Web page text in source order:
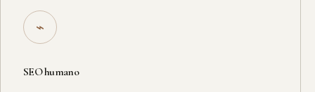
⌁
SEO humano